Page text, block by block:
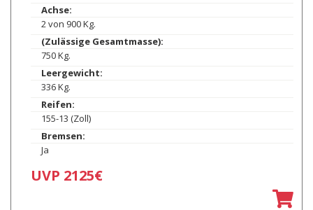
Achse:
2 von 900 Kg.
(Zulässige Gesamtmasse):
750 Kg.
Leergewicht:
336 Kg.
Reifen:
155-13 (Zoll)
Bremsen:
Ja
UVP 2125€